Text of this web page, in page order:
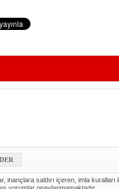
saldırı içeren, imla kuralları